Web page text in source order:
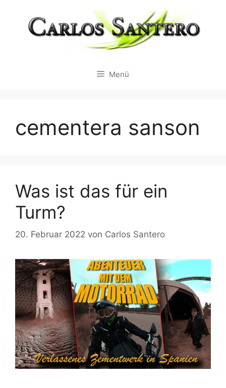
springen
Menü
cementera sanson
Was ist das für ein
Turm?
20. Februar 2022 von Carlos Santero